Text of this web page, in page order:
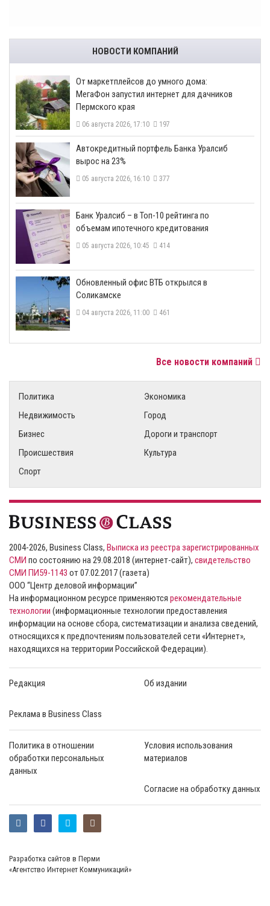
НОВОСТИ КОМПАНИЙ
От маркетплейсов до умного дома:
МегаФон запустил интернет для дачников
Пермского края
06 августа 2026, 17:10 197
​Автокредитный портфель Банка Уралсиб
вырос на 23%
05 августа 2026, 16:10 377
​Банк Уралсиб – в Топ-10 рейтинга по
объемам ипотечного кредитования
05 августа 2026, 10:45 414
​Обновленный офис ВТБ открылся в
Соликамске
04 августа 2026, 11:00 461
Все новости компаний
Политика
Экономика
Недвижимость
Город
Бизнес
Дороги и транспорт
Происшествия
Культура
Спорт
2004-2026, Business Class, Выписка из реестра зарегистрированных
СМИ по состоянию на 29.08.2018 (интернет-сайт), свидетельство
СМИ ПИ59-1143 от 07.02.2017 (газета)
ООО “Центр деловой информации”
На информационном ресурсе применяются рекомендательные
технологии (информационные технологии предоставления
информации на основе сбора, систематизации и анализа сведений,
относящихся к предпочтениям пользователей сети «Интернет»,
находящихся на территории Российской Федерации).
Редакция Об издании
Реклама в Business Class
Политика в отношении
обработки персональных
данных
Условия использования
материалов
Согласие на обработку данных
Разработка сайтов в Перми
«Агентство Интернет Коммуникаций»